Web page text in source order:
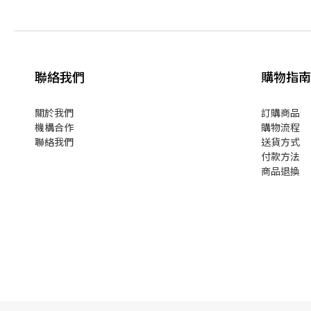
聯絡我們
關於我們
機構合作
聯絡我們
購物指南
訂購商品
購物流程
送貨方式
付款方法
商品退換